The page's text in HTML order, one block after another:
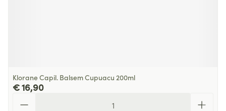
Klorane Capil. Balsem Cupuacu 200ml
€ 16,90